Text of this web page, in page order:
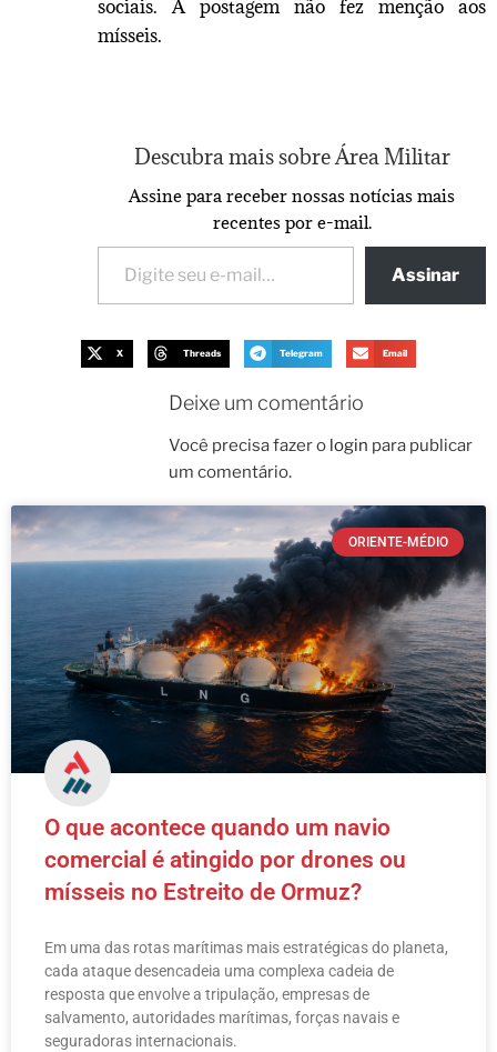
sociais. A postagem não fez menção aos
mísseis.
Descubra mais sobre Área Militar
Assine para receber nossas notícias mais
recentes por e-mail.
Assinar
X Threads Telegram Email
Deixe um comentário
Você precisa fazer o login para publicar
um comentário.
ORIENTE-MÉDIO
O que acontece quando um navio
comercial é atingido por drones ou
mísseis no Estreito de Ormuz?
Em uma das rotas marítimas mais estratégicas do planeta,
cada ataque desencadeia uma complexa cadeia de
resposta que envolve a tripulação, empresas de
salvamento, autoridades marítimas, forças navais e
seguradoras internacionais.